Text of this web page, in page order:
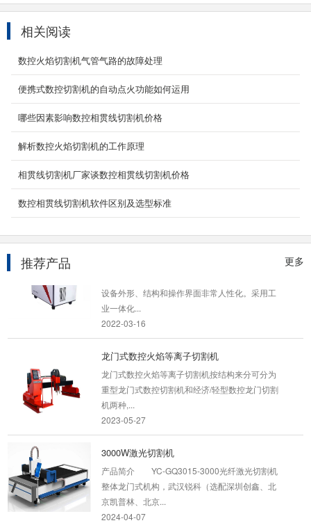
相关阅读
数控火焰切割机气管气路的故障处理
便携式数控切割机的自动点火功能如何运用
哪些因素影响数控相贯线切割机价格
解析数控火焰切割机的工作原理
相贯线切割机厂家谈数控相贯线切割机价格
数控相贯线切割机软件区别及选型标准
更多
推荐产品
便携式相贯线切割机
厂家,提供便携式管道相贯线切割机价格,等离子
相贯线...
2023-03-09
2000W光纤激光切割机
产品名称：2000W光纤激光切割机 光纤2000W
激光切割机主要采用龙门数控控制，双重伺服电
机驱动。配备...
设备外形、结构和操作界面非常人性化。采用工
业一体化...
2022-03-16
龙门式数控火焰等离子切割机
龙门式数控火焰等离子切割机按结构来分可分为
重型龙门式数控切割机和经济/轻型数控龙门切割
机两种,...
2023-05-27
3000W激光切割机
产品简介 YC-GQ3015-3000光纤激光切割机
整体龙门式机构，武汉锐科（选配深圳创鑫、北
京凯普林、北京...
2024-04-07